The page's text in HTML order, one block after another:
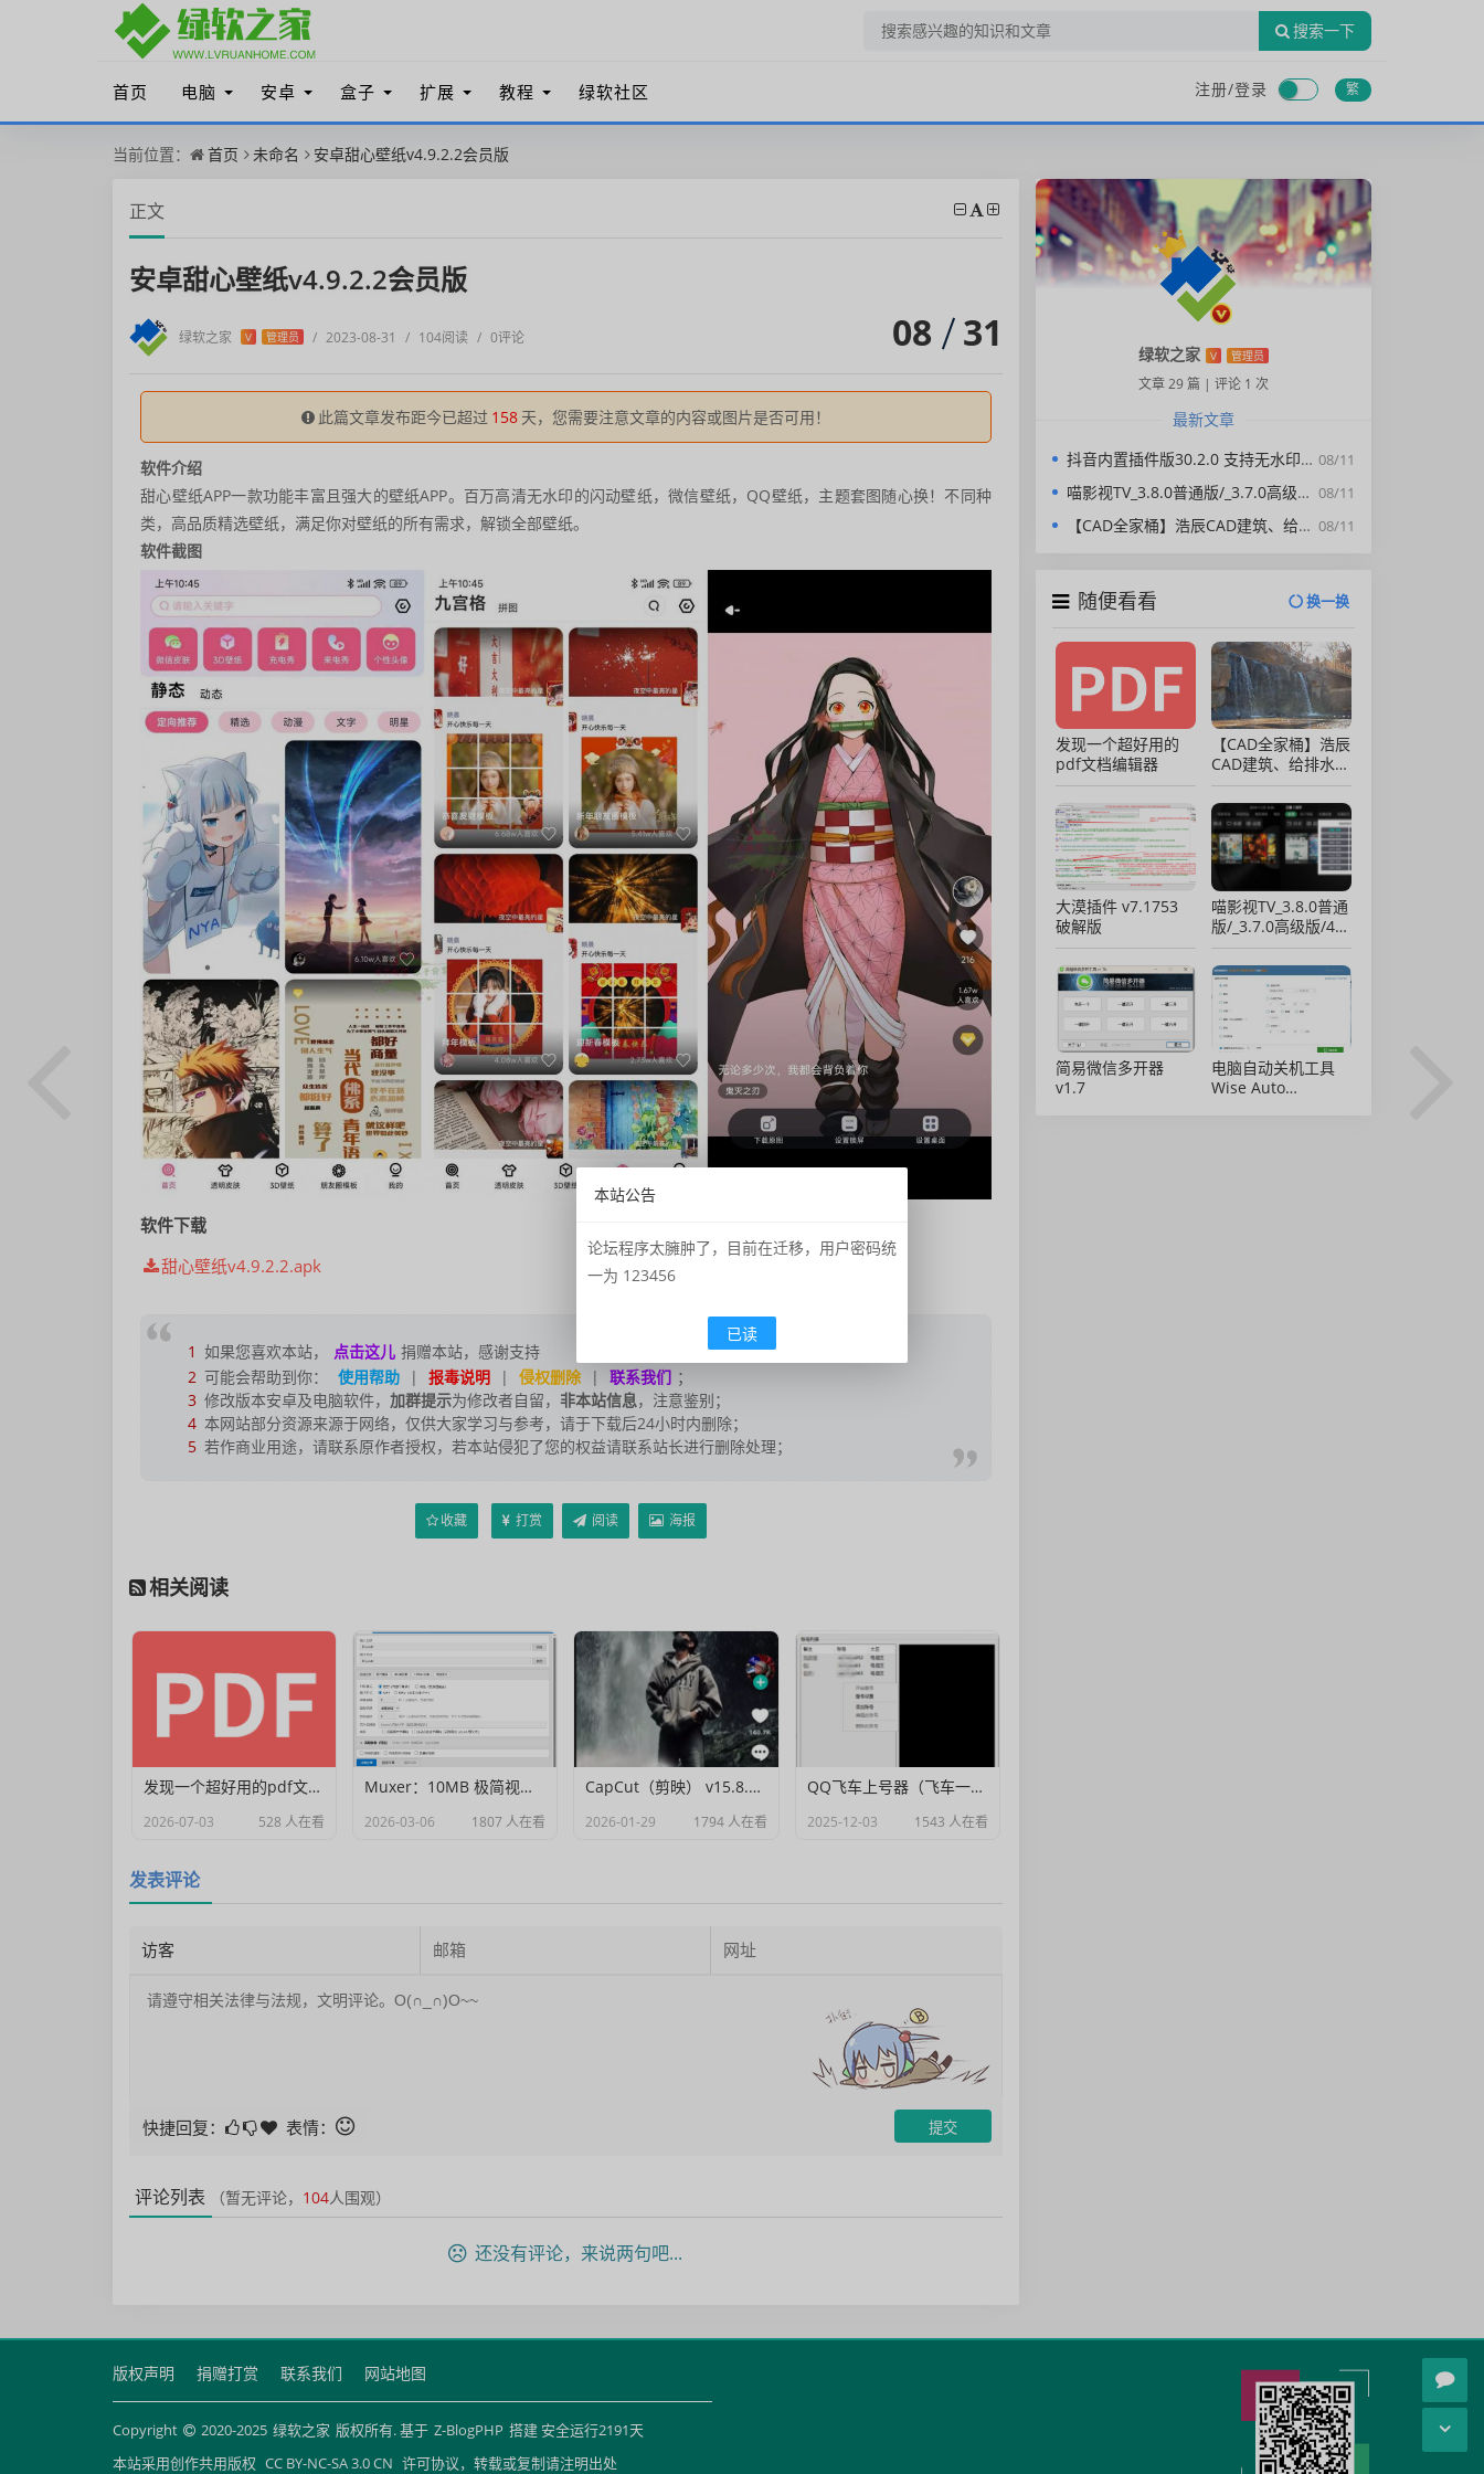
搜索一下
首页 电脑 安卓 盒子 扩展 教程 绿软社区 注册/登录 繁
当前位置： 首页 未命名 安卓甜心壁纸v4.9.2.2会员版
正文
安卓甜心壁纸v4.9.2.2会员版
绿软之家 V 管理员 / 2023-08-31 / 104阅读 / 0评论 08 31
此篇文章发布距今已超过 158 天，您需要注意文章的内容或图片是否可用！
软件介绍
甜心壁纸APP一款功能丰富且强大的壁纸APP。百万高清无水印的闪动壁纸，微信壁纸，QQ壁纸，主题套图随心换！不同种
类，高品质精选壁纸，满足你对壁纸的所有需求，解锁全部壁纸。
软件截图
软件下载
甜心壁纸v4.9.2.2.apk
1 如果您喜欢本站， 点击这儿 捐赠本站，感谢支持
2 可能会帮助到你： 使用帮助 | 报毒说明 | 侵权删除 | 联系我们 ；
3 修改版本安卓及电脑软件， 加群提示为修改者自留， 非本站信息，注意鉴别；
4 本网站部分资源来源于网络，仅供大家学习与参考，请于下载后24小时内删除；
5 若作商业用途，请联系原作者授权，若本站侵犯了您的权益请联系站长进行删除处理；
收藏 打赏 阅读 海报
相关阅读
发现一个超好用的pdf文档编辑器
2026-07-03 528 人在看
Muxer：10MB 极简视频字幕批量封装工具 (单文件/绿色版)
2026-03-06 1807 人在看
CapCut（剪映） v15.8.0 国际高级会员解锁破解版
2026-01-29 1794 人在看
QQ飞车上号器（飞车一键登号器）V1.0
2025-12-03 1543 人在看
发表评论
快捷回复： 表情：
评论列表 （暂无评论， 104人围观）
还没有评论，来说两句吧...
绿软之家 V 管理员
文章 29 篇 | 评论 1 次
最新文章
08/11
抖音内置插件版30.2.0 支持无水印下载视频，去广告，精简界面
08/11
喵影视TV_3.8.0普通版/_3.7.0高级版/4.X低版本完美适配/内置源/4K超清
08/11
【CAD全家桶】浩辰CAD建筑、给排水、暖通、电气、电力软件 安装包中文版，亲测可用！
随便看看 换一换
发现一个超好用的
pdf文档编辑器
【CAD全家桶】浩辰
CAD建筑、给排水、
暖通、电气、电力软
件 安装包中文版，
亲测可用！
大漠插件 v7.1753
破解版
喵影视TV_3.8.0普通
版/_3.7.0高级版/4.X
低版本完美适配/内
置源/4K超清
简易微信多开器
v1.7
电脑自动关机工具
Wise Auto
版权声明 捐赠打赏 联系我们 网站地图
Copyright 2020-2025 绿软之家 版权所有. 基于 Z-BlogPHP 搭建 安全运行2191天
本站采用创作共用版权 CC BY-NC-SA 3.0 CN 许可协议，转载或复制请注明出处
本站公告
论坛程序太臃肿了，目前在迁移，用户密码统
一为 123456
已读